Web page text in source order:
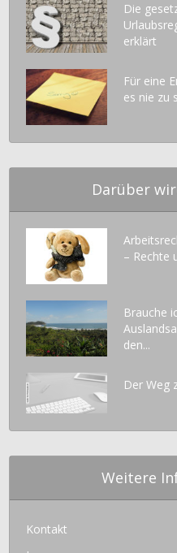
Die
erklärt
Für eine
es nie zu
Darüber
– Rechte
Brauche
den...
Der Weg
Weitere
Kontakt